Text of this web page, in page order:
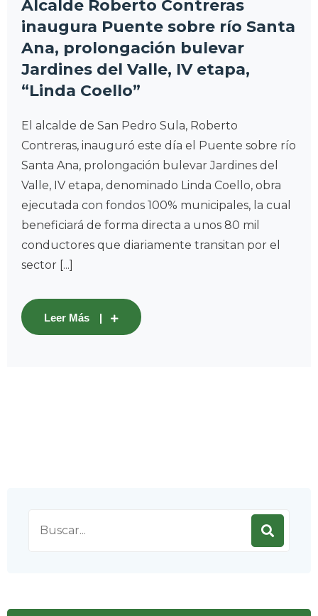
Alcalde Roberto Contreras
inaugura Puente sobre río Santa
Ana, prolongación bulevar
Jardines del Valle, IV etapa,
“Linda Coello”
El alcalde de San Pedro Sula, Roberto
Contreras, inauguró este día el Puente sobre río
Santa Ana, prolongación bulevar Jardines del
Valle, IV etapa, denominado Linda Coello, obra
ejecutada con fondos 100% municipales, la cual
beneficiará de forma directa a unos 80 mil
conductores que diariamente transitan por el
sector [...]
Leer Más
for: